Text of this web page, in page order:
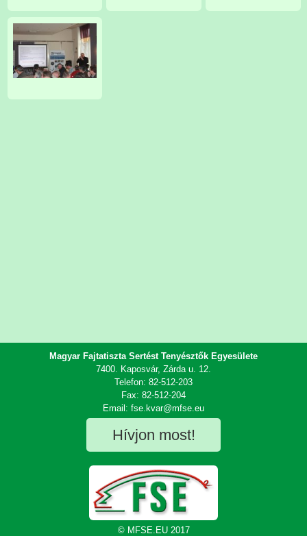
Magyar Fajtatiszta Sertést Tenyésztők Egyesülete
7400. Kaposvár, Zárda u. 12.
Telefon: 82-512-203
Fax: 82-512-204
Email: fse.kvar@mfse.eu
Hívjon most!
© MFSE.EU 2017